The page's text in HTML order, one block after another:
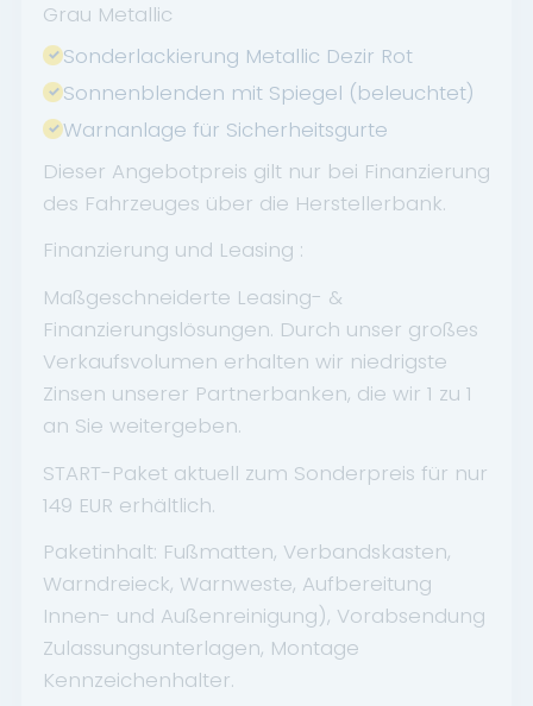
Grau Metallic
Sonderlackierung Metallic Dezir Rot
Sonnenblenden mit Spiegel (beleuchtet)
Warnanlage für Sicherheitsgurte
Dieser Angebotpreis gilt nur bei Finanzierung
des Fahrzeuges über die Herstellerbank.
Finanzierung und Leasing :
Maßgeschneiderte Leasing- &
Finanzierungslösungen. Durch unser großes
Verkaufsvolumen erhalten wir niedrigste
Zinsen unserer Partnerbanken, die wir 1 zu 1
an Sie weitergeben.
START-Paket aktuell zum Sonderpreis für nur
149 EUR erhältlich.
Paketinhalt: Fußmatten, Verbandskasten,
Warndreieck, Warnweste, Aufbereitung
Innen- und Außenreinigung), Vorabsendung
Zulassungsunterlagen, Montage
Kennzeichenhalter.